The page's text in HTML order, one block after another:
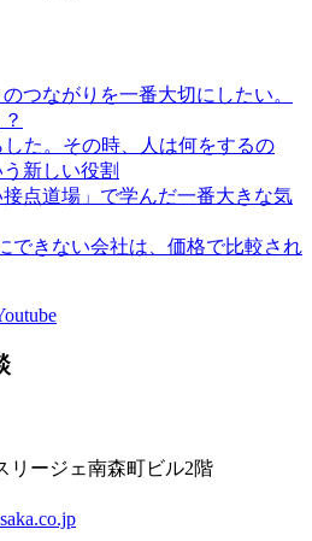
つながりを一番大切にしたい。
た。その時、人は何をするの
新しい役割
点道場」で学んだ一番大きな気
きない会社は、価格で比較され
リージェ南森町ビル2階